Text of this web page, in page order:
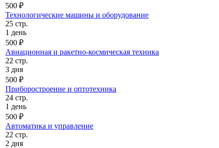
500 ₽
Технологические машины и оборудование
25 стр.
1 день
500 ₽
Авиационная и ракетно-космическая техника
22 стр.
3 дня
500 ₽
Приборостроение и оптотехника
24 стр.
1 день
500 ₽
Автоматика и управление
22 стр.
2 дня